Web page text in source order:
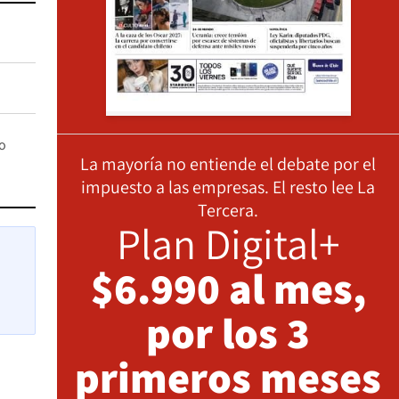
La mayoría no entiende el debate por el
impuesto a las empresas. El resto lee La
Tercera.
Plan Digital+
$6.990 al mes,
por los 3
primeros meses